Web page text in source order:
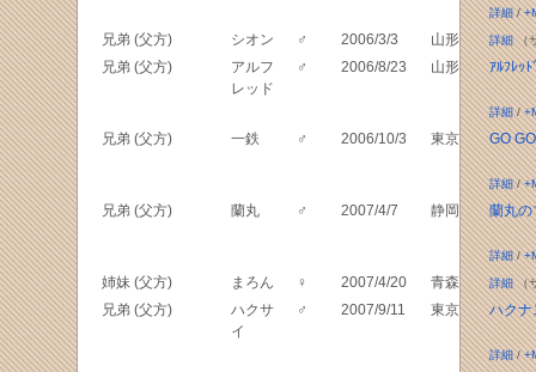
詳細/
兄弟 (父方) シオン ♂ 2006/3/3 山形 詳細（
兄弟 (父方)
アルフ
レッド
♂ 2006/8/23 山形 ｱﾙﾌﾚｯ
詳細/
兄弟 (父方) 一鉄 ♂ 2006/10/3 東京 GO
詳細/
兄弟 (父方) 蘭丸 ♂ 2007/4/7 静岡 蘭丸の
詳細/
姉妹 (父方) まろん ♀ 2007/4/20 青森 詳細（
兄弟 (父方)
ハクサ
イ
♂ 2007/9/11 東京 ハクナ
詳細/